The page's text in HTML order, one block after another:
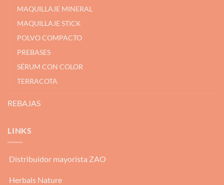
MAQUILLAJE MINERAL
MAQUILLAJE STICK
POLVO COMPACTO
PREBASES
SÉRUM CON COLOR
TERRACOTA
REBAJAS
LINKS
Distribuidor mayorista ZAO
Herbals Nature